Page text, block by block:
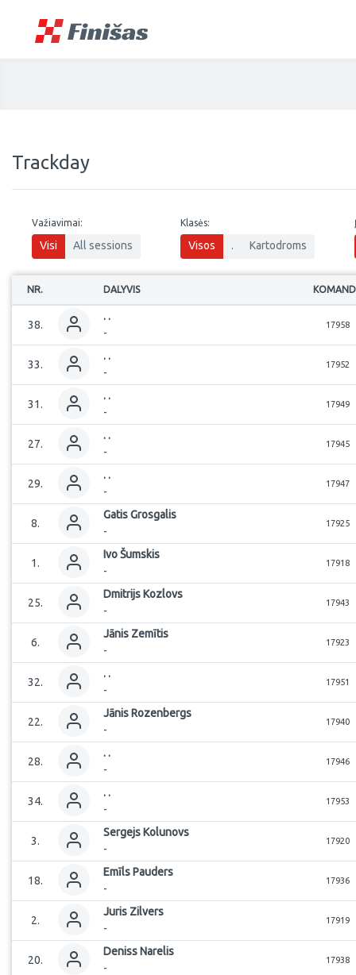
Trackday
Važiavimai:
Visi All sessions
Klasės:
Visos . Kartodroms
NR. DALYVIS
38.
..
-
17958
33.
..
-
17952
31.
..
-
17949
27.
..
-
17945
29.
..
-
17947
8.
GatisGrosgalis
-
17925
1.
IvoŠumskis
-
17918
25.
Dmitrijs Kozlovs
-
17943
6.
Jānis Zemītis
-
17923
32.
..
-
17951
22.
JānisRozenbergs
-
17940
28.
..
-
17946
34.
..
-
17953
3.
Sergejs Kolunovs
-
17920
18.
EmīlsPauders
-
17936
2.
Juris Zilvers
-
17919
20.
Deniss Narelis
-
17938